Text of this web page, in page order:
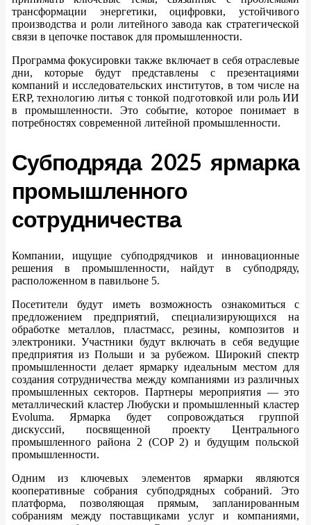
трансформации энергетики, оцифровки, устойчивого
производства и роли литейного завода как стратегической
связи в цепочке поставок для промышленности.
Программа фокусировки также включает в себя отраслевые
дни, которые будут представлены с презентациями
компаний и исследовательских институтов, в том числе на
ERP, технологию литья с тонкой подготовкой или роль ИИ
в промышленности. Это событие, которое понимает в
потребностях современной литейной промышленности.
Субподряда 2025 ярмарка
промышленного
сотрудничества
Компании, ищущие субподрядчиков и инновационные
решения в промышленности, найдут в субподряду,
расположенном в павильоне 5.
Посетители будут иметь возможность ознакомиться с
предложением предприятий, специализирующихся на
обработке металлов, пластмасс, резины, композитов и
электроники. Участники будут включать в себя ведущие
предприятия из Польши и за рубежом. Широкий спектр
промышленности делает ярмарку идеальным местом для
создания сотрудничества между компаниями из различных
промышленных секторов. Партнеры мероприятия — это
металлический кластер Любуски и промышленный кластер
Evoluma. Ярмарка будет сопровождаться группой
дискуссий, посвященной проекту Центрального
промышленного района 2 (COP 2) и будущим польской
промышленности.
Одним из ключевых элементов ярмарки являются
кооперативные собрания субподрядных собраний. Это
платформа, позволяющая прямым, запланированным
собраниям между поставщиками услуг и компаниями,